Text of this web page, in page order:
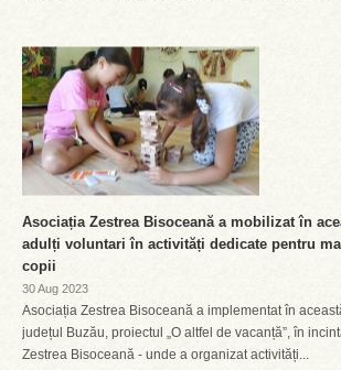
Asociația Zestrea Bisoceană a mobilizat în
adulți voluntari în activități dedicate pentru
copii
30 Aug 2023
Asociația Zestrea Bisoceană a implementat în
județul Buzău, proiectul „O altfel de vacanță”, în
Zestrea Bisoceană - unde a organizat activități...